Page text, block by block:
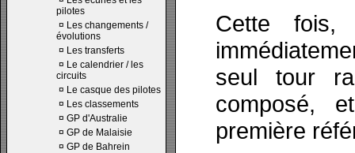
pilotes
¤ Les changements /
évolutions
¤ Les transferts
¤ Le calendrier / les
circuits
¤ Le casque des pilotes
¤ Les classements
¤ GP d'Australie
¤ GP de Malaisie
¤ GP de Bahrein
Cette
seul tour
composé,
première